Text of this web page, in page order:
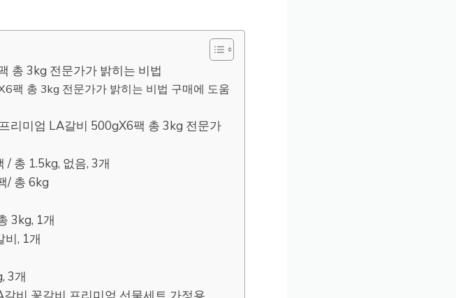
총 3kg 전문가가 밝히는 비법
팩 총 3kg 전문가가 밝히는 비법 구매에 도움
리미엄 LA갈비 500gX6팩 총 3kg 전문가
총 1.5kg, 없음, 3개
/ 총 6kg
3kg, 1개
비, 1개
3개